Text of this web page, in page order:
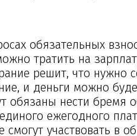
обязательных
тратить на
решит, что нужно
и деньги можно
обязаны нести бремя
ежегодного
участвовать в